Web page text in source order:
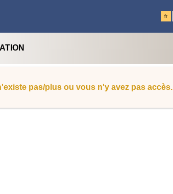
fr
pas/plus ou vous n'y avez pas accès.